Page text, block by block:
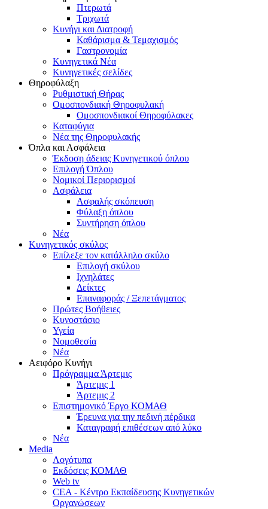
Πτερωτά
Τριχωτά
Κυνήγι και Διατροφή
Καθάρισμα & Τεμαχισμός
Γαστρονομία
Κυνηγετικά Νέα
Κυνηγετικές σελίδες
Θηροφύλαξη
Ρυθμιστική Θήρας
Ομοσπονδιακή Θηροφυλακή
Oμοσπονδιακοί Θηροφύλακες
Καταφύγια
Νέα της Θηροφυλακής
Όπλα και Ασφάλεια
Έκδοση άδειας Κυνηγετικού όπλου
Επιλογή Όπλου
Νομικοί Περιορισμοί
Ασφάλεια
Ασφαλής σκόπευση
Φύλαξη όπλου
Συντήρηση όπλου
Νέα
Κυνηγετικός σκύλος
Επίλεξε τον κατάλληλο σκύλο
Επιλογή σκύλου
Ιχνηλάτες
Δείκτες
Επαναφοράς / Ξεπετάγματος
Πρώτες Βοήθειες
Κυνοστάσιο
Υγεία
Νομοθεσία
Νέα
Αειφόρο Κυνήγι
Πρόγραμμα Άρτεμις
Άρτεμις 1
Άρτεμις 2
Επιστημονικό Έργο ΚΟΜΑΘ
Έρευνα για την πεδινή πέρδικα
Καταγραφή επιθέσεων από λύκο
Νέα
Media
Λογότυπα
Εκδόσεις ΚΟΜΑΘ
Web tv
CEA - Κέντρο Εκπαίδευσης Κυνηγετικών
Οργανώσεων